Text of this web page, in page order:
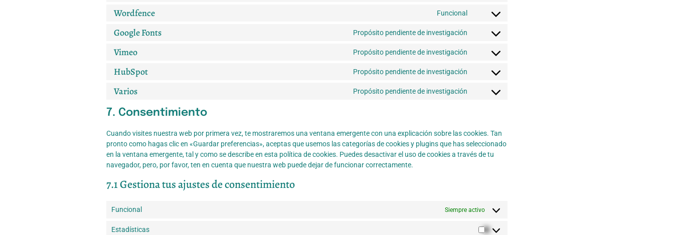
Wordfence Funcional
Google Fonts Propósito pendiente de investigación
Vimeo Propósito pendiente de investigación
HubSpot Propósito pendiente de investigación
Varios Propósito pendiente de investigación
7. Consentimiento
Cuando visites nuestra web por primera vez, te mostraremos una ventana emergente con una explicación sobre las cookies. Tan
pronto como hagas clic en «Guardar preferencias», aceptas que usemos las categorías de cookies y plugins que has seleccionado
en la ventana emergente, tal y como se describe en esta política de cookies. Puedes desactivar el uso de cookies a través de tu
navegador, pero, por favor, ten en cuenta que nuestra web puede dejar de funcionar correctamente.
7.1 Gestiona tus ajustes de consentimiento
Funcional Siempre activo
Estadísticas